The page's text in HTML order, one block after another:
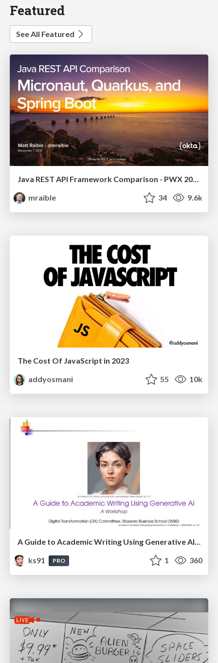
Featured
See All Featured
Java REST API Framework Comparison - PWX 2021
mraible
34 9.6k
The Cost Of JavaScript in 2023
addyosmani
55 10k
A Guide to Academic Writing Using Generative AI - A Workshop
ks91
PRO 1 360